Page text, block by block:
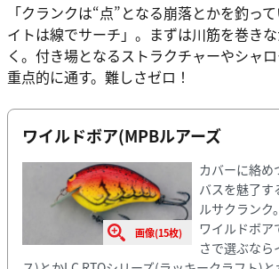
「クランクは“点”となる崩落とかを釣っ
イトは線でサーチ」。まずは川筋を巻き
く。付き場となるストラクチャーやシャ
重点的に通す。難しさゼロ！
ワイルドボア(MPBルアーズ
画像(15枚)
カバーに絡め
バスを魅了す
ルサクランク
ワイルドボア
さで選ぶな